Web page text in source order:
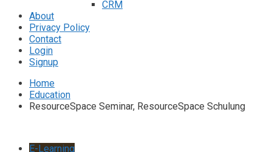
CRM
About
Privacy Policy
Contact
Login
Signup
Home
Education
ResourceSpace Seminar, ResourceSpace Schulung
E-Learning